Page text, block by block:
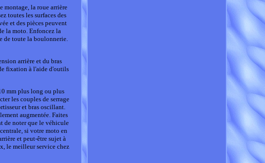
montage, la roue arrière
toutes les surfaces des
et des pièces peuvent
la moto. Enfoncez la
de toute la boulonnerie.
arrière et du bras
fixation à l'aide d'outils
mm plus long ou plus
les couples de serrage
et bras oscillant.
augmentée. Faites
de noter que le véhicule
si votre moto en
et peut-être sujet à
le meilleur service chez